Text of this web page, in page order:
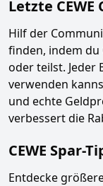
Letzte CEWE
Hilf der
finden, indem du
oder teilst. Jeder
verwenden
und echte
verbessert die
CEWE Spar-
Entdecke